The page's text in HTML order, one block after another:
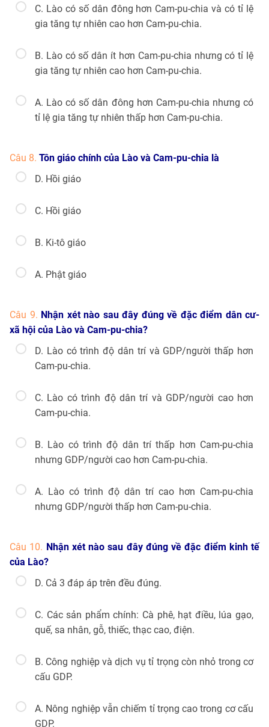
C. Lào có số dân đông hơn Cam-pu-chia và có tỉ lệ
gia tăng tự nhiên cao hơn Cam-pu-chia.
B. Lào có số dân ít hơn Cam-pu-chia nhưng có tỉ lệ
gia tăng tự nhiên cao hơn Cam-pu-chia.
A. Lào có số dân đông hơn Cam-pu-chia nhưng có
tỉ lệ gia tăng tự nhiên thấp hơn Cam-pu-chia.
Câu 8. Tôn giáo chính của Lào và Cam-pu-chia là
D. Hồi giáo
C. Hồi giáo
B. Ki-tô giáo
A. Phật giáo
Câu 9. Nhận xét nào sau đây đúng về đặc điểm dân cư-
xã hội của Lào và Cam-pu-chia?
D. Lào có trình độ dân trí và GDP/người thấp hơn
Cam-pu-chia.
C. Lào có trình độ dân trí và GDP/người cao hơn
Cam-pu-chia.
B. Lào có trình độ dân trí thấp hơn Cam-pu-chia
nhưng GDP/người cao hơn Cam-pu-chia.
A. Lào có trình độ dân trí cao hơn Cam-pu-chia
nhưng GDP/người thấp hơn Cam-pu-chia.
Câu 10. Nhận xét nào sau đây đúng về đặc điểm kinh tế
của Lào?
D. Cả 3 đáp áp trên đều đúng.
C. Các sản phẩm chính: Cà phê, hạt điều, lúa gạo,
quế, sa nhân, gỗ, thiếc, thạc cao, điện.
B. Công nghiệp và dịch vụ tỉ trọng còn nhỏ trong cơ
cấu GDP.
A. Nông nghiệp vẫn chiếm tỉ trọng cao trong cơ cấu
GDP.